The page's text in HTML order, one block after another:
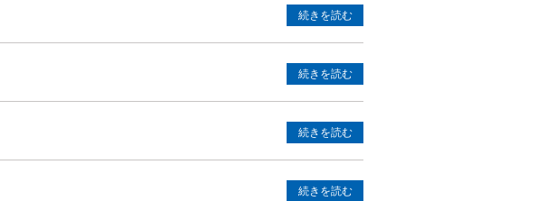
続きを読む
続きを読む
続きを読む
続きを読む